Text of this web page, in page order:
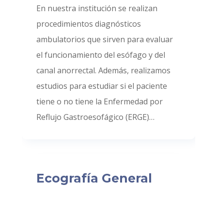
En nuestra institución se realizan
procedimientos diagnósticos
ambulatorios que sirven para evaluar
el funcionamiento del esófago y del
canal anorrectal. Además, realizamos
estudios para estudiar si el paciente
tiene o no tiene la Enfermedad por
Reflujo Gastroesofágico (ERGE)…
Ecografía General